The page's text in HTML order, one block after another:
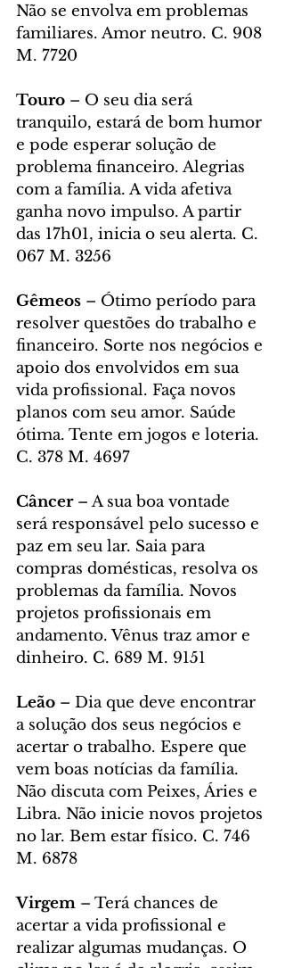
Não se envolva em problemas
familiares. Amor neutro. C. 908
M. 7720
Touro – O seu dia será
tranquilo, estará de bom humor
e pode esperar solução de
problema financeiro. Alegrias
com a família. A vida afetiva
ganha novo impulso. A partir
das 17h01, inicia o seu alerta. C.
067 M. 3256
Gêmeos – Ótimo período para
resolver questões do trabalho e
financeiro. Sorte nos negócios e
apoio dos envolvidos em sua
vida profissional. Faça novos
planos com seu amor. Saúde
ótima. Tente em jogos e loteria.
C. 378 M. 4697
Câncer – A sua boa vontade
será responsável pelo sucesso e
paz em seu lar. Saia para
compras domésticas, resolva os
problemas da família. Novos
projetos profissionais em
andamento. Vênus traz amor e
dinheiro. C. 689 M. 9151
Leão – Dia que deve encontrar
a solução dos seus negócios e
acertar o trabalho. Espere que
vem boas notícias da família.
Não discuta com Peixes, Áries e
Libra. Não inicie novos projetos
no lar. Bem estar físico. C. 746
M. 6878
Virgem – Terá chances de
acertar a vida profissional e
realizar algumas mudanças. O